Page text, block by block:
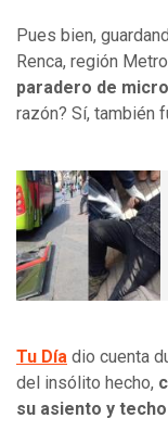
Pues bien,
Renca, región
paradero de
razón? Sí, también
Tu Día dio cuenta
del insólito hecho,
su asiento y